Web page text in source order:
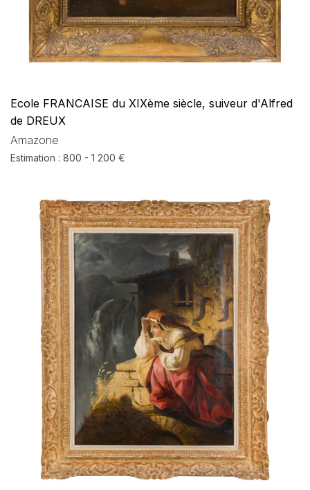
Ecole FRANCAISE du XIXème siècle, suiveur d'Alfred
de DREUX
Amazone
Estimation : 800 - 1 200 €